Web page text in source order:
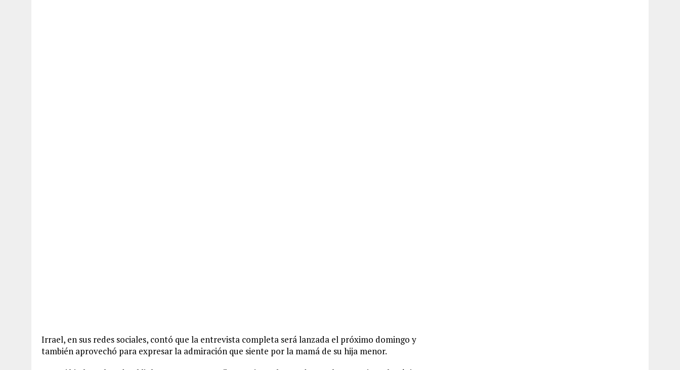
Irrael, en sus redes sociales, contó que la entrevista completa será lanzada el próximo domingo y
también aprovechó para expresar la admiración que siente por la mamá de su hija menor.